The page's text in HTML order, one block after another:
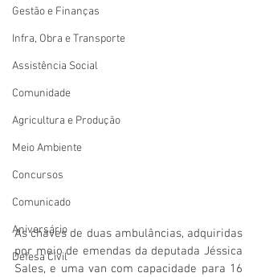
Gestão e Finanças
Infra, Obra e Transporte
Assistência Social
Comunidade
Agricultura e Produção
Meio Ambiente
Concursos
Comunicado
Aniversário
Defesa Civil
As chaves de duas ambulâncias, adquiridas
por meio de emendas da deputada Jéssica
Sales, e uma van com capacidade para 16